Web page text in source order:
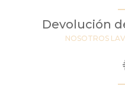
Devolución
NOSOTROS